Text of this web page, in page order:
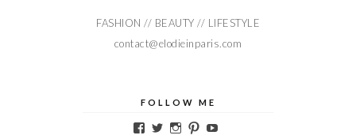
FASHION // BEAUTY // LIFESTYLE
contact@elodieinparis.com
FOLLOW ME
Voir Voir Voir Voir